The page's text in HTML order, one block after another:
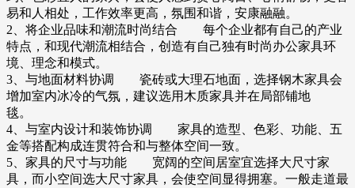
易和人相处，工作效率更高，氛围和谐，安康融融。
2、将企业品味和潮流时尚结合 每个企业都有自己的产业
特点，和现代潮流相结合，创造有自己独有时尚办公家具环
境、理念和模式。
3、与地面材料协调 瓷砖或大理石地面，选择钢木家具会
增加室内冰冷的气氛，建议选用木质家具并在局部铺地
毯。
4、与室内设计和装饰协调 家具的造型、色彩、功能、五
金等搭配构成连贯符合和与整体空间一致。
5、家具的尺寸与功能 宽阔的空间居室宜选择大尺寸家
具，而小空间选大尺寸家具，会使空间显得拥塞。一般走道最